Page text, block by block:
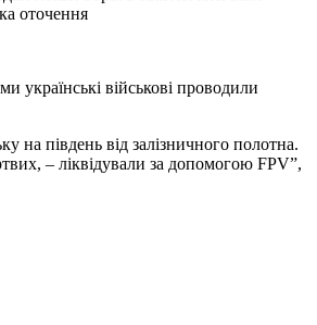
оточення
українські військові проводили
на південь від залізничного полотна.
– ліквідували за допомогою FPV”,